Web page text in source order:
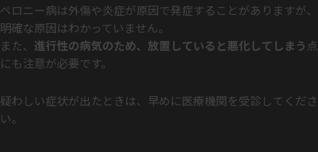
ペロニー病は外傷や炎症が原因で発症することがありますが、
明確な原因はわかっていません。
また、 進行性の病気のため、放置していると悪化してしまう 点
にも注意が必要です。
疑わしい症状が出たときは、早めに医療機関を受診してくださ
い。